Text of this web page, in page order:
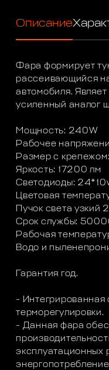
Описание
Фара формирует
рассеивающийся
автомобиля.
усиленный аналог
Мощность: 240W
Рабочее
Размер с
Яркость: 17200 лм
Светодиоды:
Цветовая
Пучок света узкий
Срок службы:
Рабочая
Водо и
Гарантия год.
- Интегрированная
терморегулировки.
- Данная фара
эксплуатационных